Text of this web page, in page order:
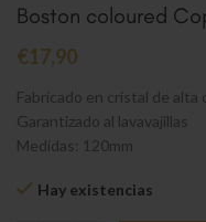
Boston coloured
€17,90
Fabricado en cristal de alta
Garantizado al lavavajillas
Medidas: 120mm
Hay existencias